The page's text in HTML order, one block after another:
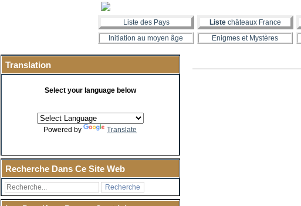
Liste des Pays Liste châteaux France
Initiation au moyen âge
Enigmes et Mystères
Translation
Select your language below
Powered by Translate
Recherche Dans Ce Site Web